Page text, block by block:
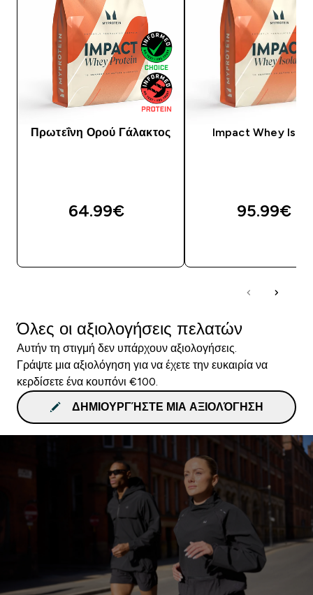
Πρωτεΐνη Ορού Γάλακτος
64.99€‎
Impact Whey
95.99€‎
Όλες οι αξιολογήσεις πελατών
Αυτήν τη στιγμή δεν υπάρχουν αξιολογήσεις.
Γράψτε μια αξιολόγηση για να έχετε την ευκαιρία να
κερδίσετε ένα κουπόνι €100.
ΔΗΜΙΟΥΡΓΉΣΤΕ ΜΙΑ ΑΞΙΟΛΌΓΗΣΗ